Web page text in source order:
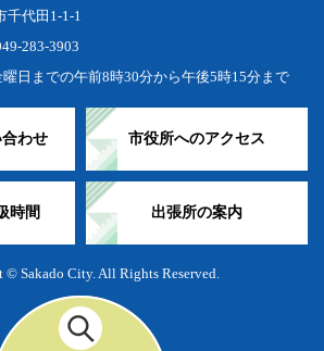
千代田1-1-1
283-3903
日までの午前8時30分から午後5時15分まで
わせ 市役所へのアクセス
時間 出張所の案内
© Sakado City. All Rights Reserved.